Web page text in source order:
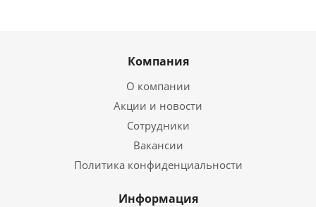
Компания
О компании
Акции и новости
Сотрудники
Вакансии
Политика конфиденциальности
Информация